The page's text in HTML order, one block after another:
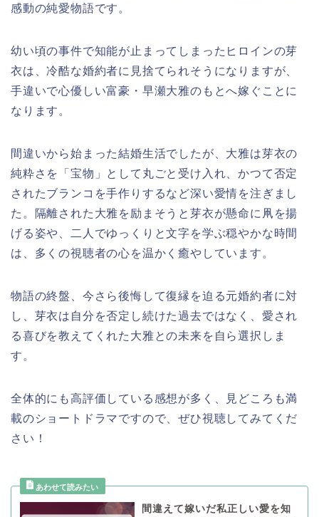
感動の純愛物語です。
幼い頃の事件で知能が止まってしまったヒロインの芽
衣は、冷酷な婚約者に見捨てられそうになりますが、
手違いで心優しい富豪・早瀬大雅のもとへ嫁ぐことに
なります。
間違いから始まった結婚生活でしたが、大雅は芽衣の
純粋さを「宝物」として丸ごと受け入れ、かつて否定
されたブランコを手作りするなど深い愛情を注ぎまし
た。隔離された大雅を励まそうと芽衣が懸命に凧を揚
げる姿や、二人でゆっくりと文字を学ぶ穏やかな時間
は、多くの視聴者の心を温かく癒やしています。
物語の終盤、今さら後悔して復縁を迫る元婚約者に対
し、芽衣は自分を否定し続けた過去ではなく、愛され
る喜びを教えてくれた大雅との未来を自ら選択しま
す。
全体的にも高評価している感想が多く、見どころも満
載のショートドラマですので、ぜひ視聴してみてくだ
さい！
間違えて嫁いだ私正しい愛を知